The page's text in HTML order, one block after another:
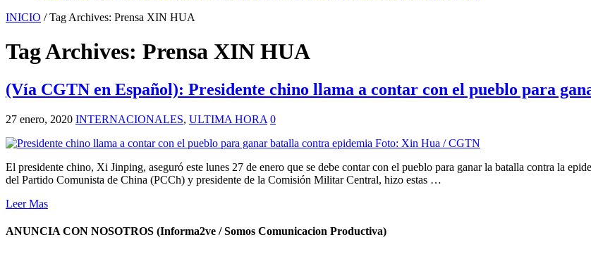
INICIO / Tag Archives: Prensa XIN HUA
Tag Archives: Prensa XIN HUA
(Vía CGTN en Español): Presidente chino llama a contar con el pueblo para
27 enero, 2020 INTERNACIONALES, ULTIMA HORA 0
El presidente chino, Xi Jinping, aseguró este lunes 27 de enero que se debe contar con el pueblo para ganar la batalla contra la
del Partido Comunista de China (PCCh) y presidente de la Comisión Militar Central, hizo estas …
Leer Mas
ANUNCIA CON NOSOTROS (Informa2ve / Somos Comunicacion Productiva)